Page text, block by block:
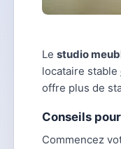
Le studio
locataire stable
offre plus de
Conseils
Commencez